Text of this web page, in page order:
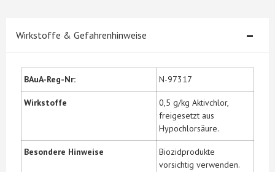
Wirkstoffe & Gefahrenhinweise -
BAuA-Reg-Nr: N-97317
Wirkstoffe
0,5 g/kg Aktivchlor,
freigesetzt aus
Hypochlorsäure.
Besondere Hinweise
Biozidprodukte
vorsichtig verwenden.